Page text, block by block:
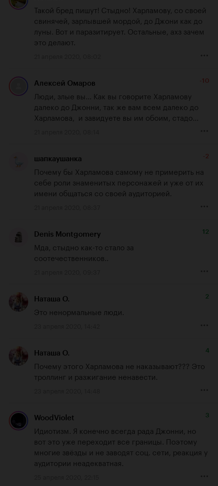
Такой бред пишут! Стыдно! Харламову, со своей
свинячей, зарлывшей мордой, до Джони как до
луны. Вот и паразитирует. Остальные, ахз зачем
это делают.
Алексей Омаров -10
Люди, злые вы... Как вы говорите Харламову
далеко до Джонни, так же вам всем далеко до
Харламова,  и завидуете вы им обоим, стадо...
шапкаушанка -2
Почему бы Харламова самому не примерить на
себе роли знаменитых персонажей и уже от их
имени общаться со своей аудиторией.
Denis Montgomery 12
Мда, стыдно как-то стало за
соотечественников..
Наташа О. 2
Это ненормальные люди.
Наташа О. 4
Почему этого Харламова не наказывают??? Это
троллинг и разжигание ненавести.
WoodViolet 3
Идиотизм. Я конечно всегда рада Джонни, но
вот это уже переходит все границы. Поэтому
многие звёзды и не заводят соц. сети, реакция у
аудитории неадекватная.